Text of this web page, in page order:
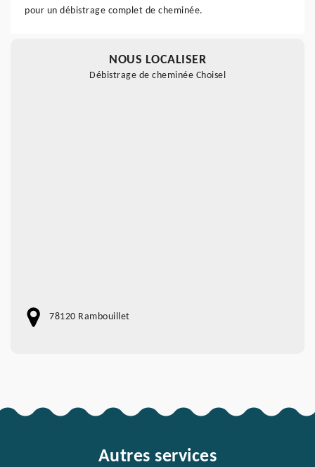
pour un débistrage complet de cheminée.
NOUS LOCALISER
Débistrage de cheminée Choisel
78120 Rambouillet
Autres services